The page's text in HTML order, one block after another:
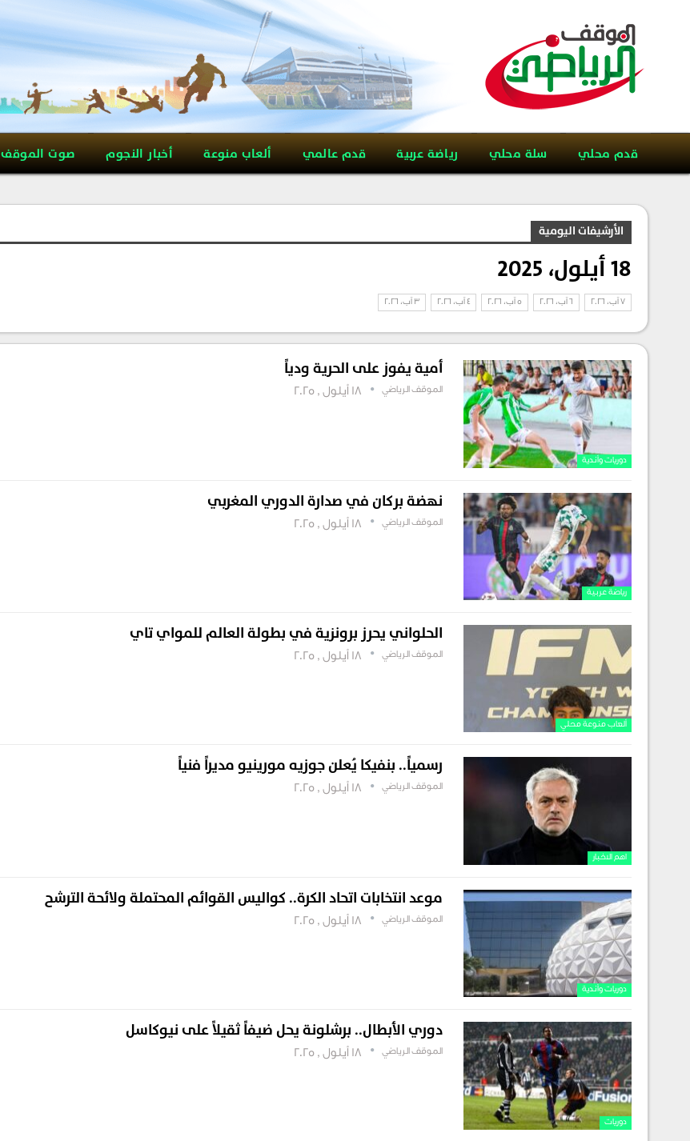
قدم محلي سلة محلي رياضة عربية قدم عالمي ألعاب منوعة أخبار النجوم صوت الموقف
الأرشيفات اليومية
18 أيلول، 2025
7 آب، 2026 6 آب، 2026 5 آب، 2026 4 آب، 2026 3 آب، 2026
دوريات وأندية
أمية يفوز على الحرية ودياً
الموقف الرياضي 18 أيلول , 2025
رياضة عربية
نهضة بركان في صدارة الدوري المغربي
الموقف الرياضي 18 أيلول , 2025
ألعاب منوعة محلي
الحلواني يحرز برونزية في بطولة العالم للمواي تاي
الموقف الرياضي 18 أيلول , 2025
اهم الاخبار
رسمياً.. بنفيكا يُعلن جوزيه مورينيو مديراً فنياً
الموقف الرياضي 18 أيلول , 2025
دوريات وأندية
موعد انتخابات اتحاد الكرة.. كواليس القوائم المحتملة ولائحة الترشح
الموقف الرياضي 18 أيلول , 2025
دوريات
دوري الأبطال.. برشلونة يحل ضيفاً ثقيلاً على نيوكاسل
الموقف الرياضي 18 أيلول , 2025